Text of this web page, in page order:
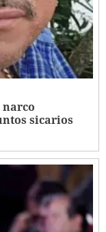
narco
sicarios